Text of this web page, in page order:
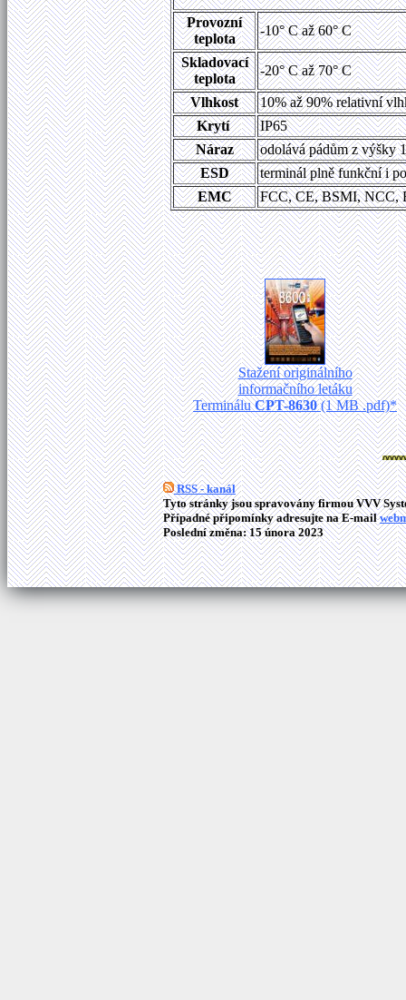
Provozní
teplota
-10° C až 60° C
Skladovací
teplota
-20° C až 70° C
Vlhkost
10% až 90% relativní
Krytí
IP65
Náraz
odolává pádům z výšky
ESD
terminál plně funkční i
EMC
FCC, CE, BSMI, NCC,
Stažení originálního
informačního letáku
TermináluCPT-8630(1 MB .pdf)*
RSS - kanál
Tyto stránky jsou spravovány firmou VVV
Případné připomínky adresujte na E-mail
Poslední změna: 15 února 2023